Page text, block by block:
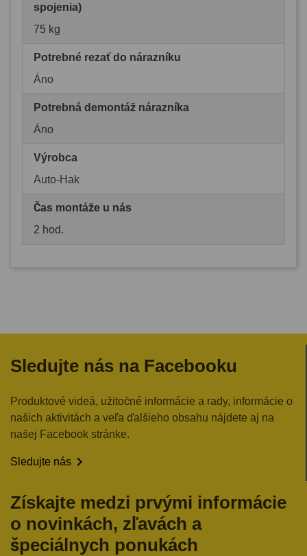
spojenia)
75 kg
Potrebné rezať do nárazníku
Áno
Potrebná demontáž nárazníka
Áno
Výrobca
Auto-Hak
Čas montáže u nás
2 hod.
Sledujte nás na Facebooku
Produktové videá, užitočné informácie a rady, informácie o
našich aktivitách a veľa ďalšieho obsahu nájdete aj na
našej Facebook stránke.
Sledujte nás 
Získajte medzi prvými informácie
o novinkách, zľavách a
špeciálnych ponukách